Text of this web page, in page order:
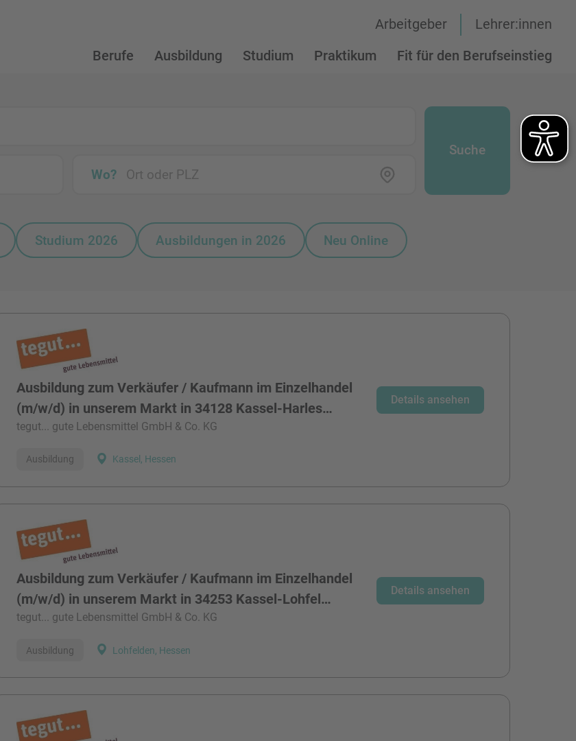
Berufe Ausbildung Studium Praktikum Fit für den Berufseinstieg
Arbeitgeber Lehrer:innen
Wo?
Suche
Studium 2026 Ausbildungen in 2026 Neu Online
Alle Stellen
Ausbildung zum Verkäufer / Kaufmann im Einzelhandel
(m/w/d) in unserem Markt in 34128 Kassel-Harles…
tegut... gute Lebensmittel GmbH & Co. KG
Kassel, Hessen
Ausbildung
Details ansehen
Ausbildung zum Verkäufer / Kaufmann im Einzelhandel
(m/w/d) in unserem Markt in 34253 Kassel-Lohfel…
tegut... gute Lebensmittel GmbH & Co. KG
Lohfelden, Hessen
Ausbildung
Details ansehen